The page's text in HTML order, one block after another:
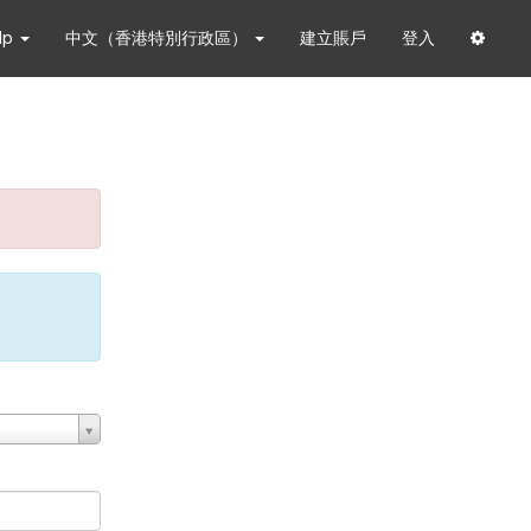
中文（香港特別行政區） 建立賬戶 登入